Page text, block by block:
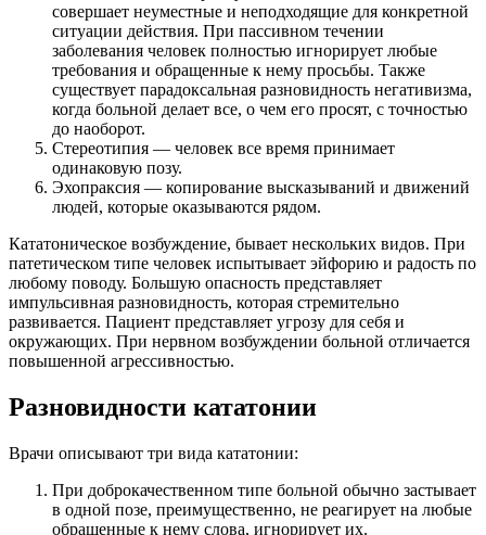
совершает неуместные и неподходящие для конкретной
ситуации действия. При пассивном течении
заболевания человек полностью игнорирует любые
требования и обращенные к нему просьбы. Также
существует парадоксальная разновидность негативизма,
когда больной делает все, о чем его просят, с точностью
до наоборот.
Стереотипия — человек все время принимает
одинаковую позу.
Эхопраксия — копирование высказываний и движений
людей, которые оказываются рядом.
Кататоническое возбуждение, бывает нескольких видов. При
патетическом типе человек испытывает эйфорию и радость по
любому поводу. Большую опасность представляет
импульсивная разновидность, которая стремительно
развивается. Пациент представляет угрозу для себя и
окружающих. При нервном возбуждении больной отличается
повышенной агрессивностью.
Разновидности кататонии
Врачи описывают три вида кататонии:
При доброкачественном типе больной обычно застывает
в одной позе, преимущественно, не реагирует на любые
обращенные к нему слова, игнорирует их.